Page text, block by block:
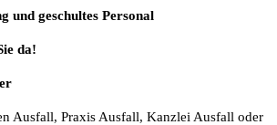
und geschultes Personal
da!
Ausfall, Praxis Ausfall, Kanzlei Ausfall oder